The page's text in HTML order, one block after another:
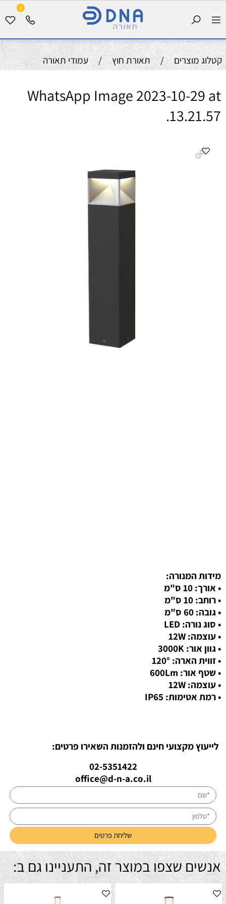
0
קטלוג מוצרים / תאורת חוץ / עמודי תאורה
WhatsApp Image 2023-10-29 at
13.21.57.
מידות המנורה:
• אורך: 10 ס"מ
• רוחב: 10 ס"מ
• גובה: 60 ס"מ
• סוג נורה: LED
• עוצמה: 12W
• גוון אור: 3000K
• זווית הארה: 120°
• שטף אור: 600Lm
• עוצמה: 12W
• רמת אטימות: IP65
לייעוץ מקצועי חינם ולהזמנות השאירו פרטים:
02-5351422
office@d-n-a.co.il
אנשים שצפו במוצר זה, התעניינו גם ב: